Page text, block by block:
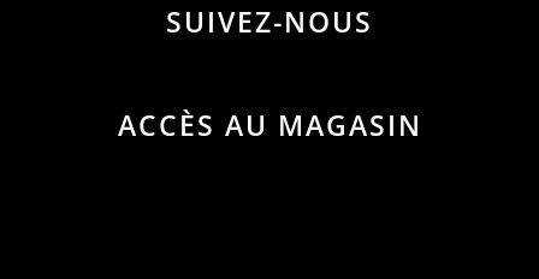
SUIVEZ-NOUS
ACCÈS AU MAGASIN